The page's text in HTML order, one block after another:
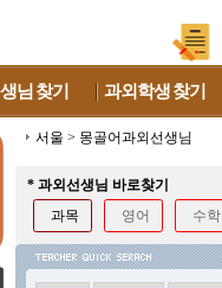
님 찾기 과외학생찾기
서울 > 몽골어과외선생님
* 과외선생님 바로찾기
과목
영어 수학